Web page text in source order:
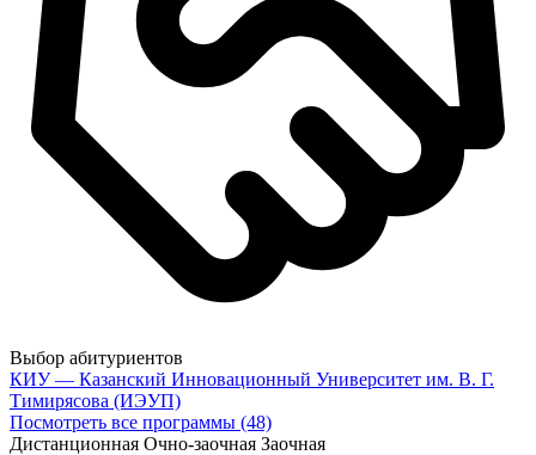
Выбор абитуриентов
КИУ — Казанский Инновационный Университет им. В. Г.
Тимирясова (ИЭУП)
Посмотреть все программы (48)
Дистанционная Очно-заочная Заочная